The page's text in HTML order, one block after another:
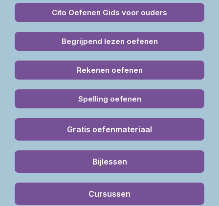
Cito Oefenen Gids voor ouders
Begrijpend lezen oefenen
Rekenen oefenen
Spelling oefenen
Gratis oefenmateriaal
Bijlessen
Cursussen